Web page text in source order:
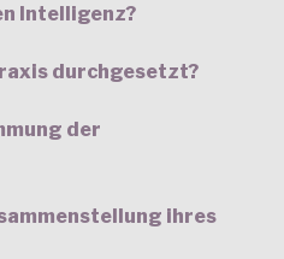
Intelligenz?
durchgesetzt?
der
ihres